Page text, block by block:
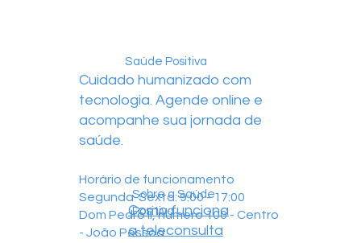
Cuidado humanizado com
tecnologia. Agende online e
acompanhe sua jornada de
saúde.
Horário de funcionamento
Segunda-Sexta: 9:00 - 17:00
Dom Pedro II, número 100 - Centro
- João Pessoa
Sobre a Saúde
Positiva
Como funciona
a teleconsulta
Saúde Positiva